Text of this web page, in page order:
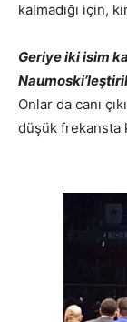
kalmadığı için,
Geriye iki isim
Onlar da canı
düşük frekansta